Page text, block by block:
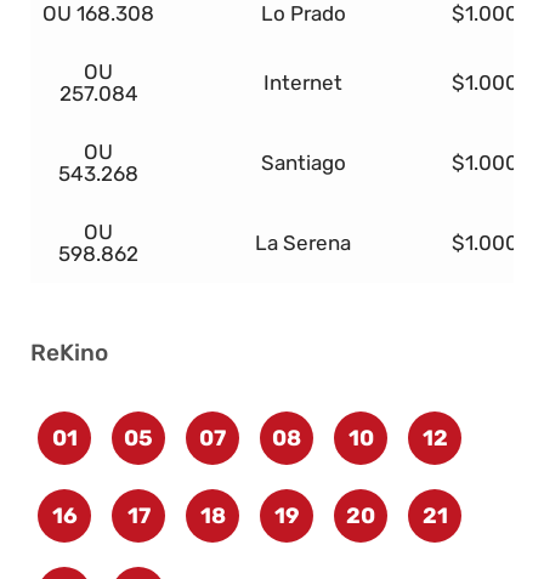
OU 168.308 Lo Prado
OU
257.084
Internet
OU
543.268
Santiago
OU
598.862
La Serena
ReKino
01 05 07 08 10 12
16 17 18 19 20 21